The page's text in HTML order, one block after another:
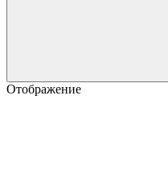
Отображение